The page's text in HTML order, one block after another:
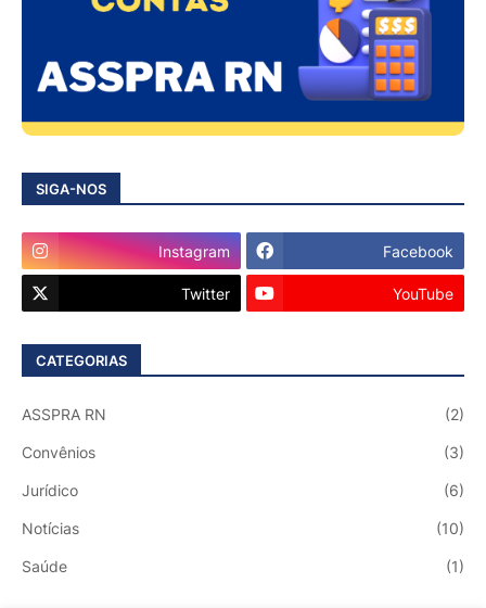
SIGA-NOS
Instagram Facebook
Twitter YouTube
CATEGORIAS
ASSPRA RN (2)
Convênios (3)
Jurídico (6)
Notícias (10)
Saúde (1)